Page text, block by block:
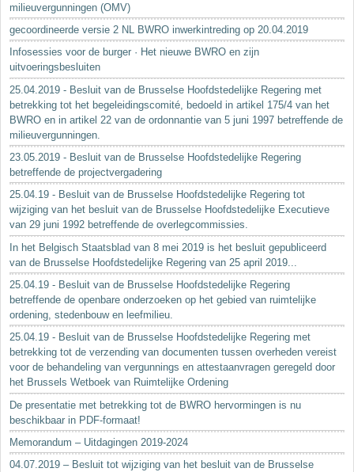
milieuvergunningen (OMV)
gecoordineerde versie 2 NL BWRO inwerkintreding op 20.04.2019
Infosessies voor de burger · Het nieuwe BWRO en zijn
uitvoeringsbesluiten
25.04.2019 - Besluit van de Brusselse Hoofdstedelijke Regering met
betrekking tot het begeleidingscomité, bedoeld in artikel 175/4 van het
BWRO en in artikel 22 van de ordonnantie van 5 juni 1997 betreffende de
milieuvergunningen.
23.05.2019 - Besluit van de Brusselse Hoofdstedelijke Regering
betreffende de projectvergadering
25.04.19 - Besluit van de Brusselse Hoofdstedelijke Regering tot
wijziging van het besluit van de Brusselse Hoofdstedelijke Executieve
van 29 juni 1992 betreffende de overlegcommissies.
In het Belgisch Staatsblad van 8 mei 2019 is het besluit gepubliceerd
van de Brusselse Hoofdstedelijke Regering van 25 april 2019...
25.04.19 - Besluit van de Brusselse Hoofdstedelijke Regering
betreffende de openbare onderzoeken op het gebied van ruimtelijke
ordening, stedenbouw en leefmilieu.
25.04.19 - Besluit van de Brusselse Hoofdstedelijke Regering met
betrekking tot de verzending van documenten tussen overheden vereist
voor de behandeling van vergunnings en attestaanvragen geregeld door
het Brussels Wetboek van Ruimtelijke Ordening
De presentatie met betrekking tot de BWRO hervormingen is nu
beschikbaar in PDF-formaat!
Memorandum – Uitdagingen 2019-2024
04.07.2019 – Besluit tot wijziging van het besluit van de Brusselse